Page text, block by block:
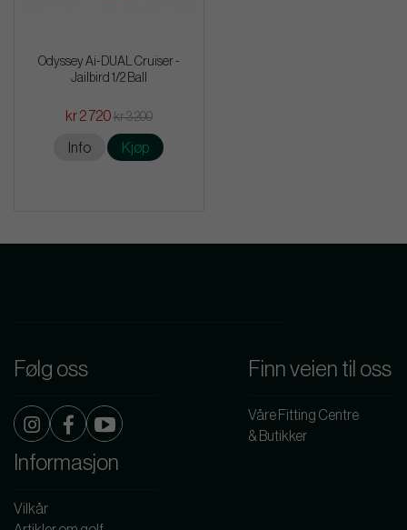
Odyssey Ai-DUAL Cruiser -
Jailbird 1/2 Ball
kr 2 720 kr 3 200
Info Kjøp
Følg oss Finn veien til oss
Våre Fitting Centre
& Butikker
Informasjon
Vilkår